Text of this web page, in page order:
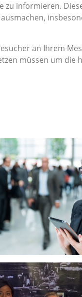
zu informieren.
an Ihrem
müssen um die